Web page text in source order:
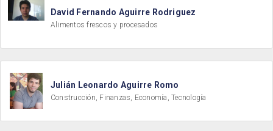
David Fernando Aguirre Rodriguez
Alimentos frescos y procesados
Julián Leonardo Aguirre Romo
Construcción, Finanzas, Economía, Tecnología